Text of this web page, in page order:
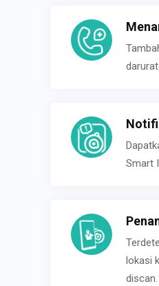
Smart
lokasi